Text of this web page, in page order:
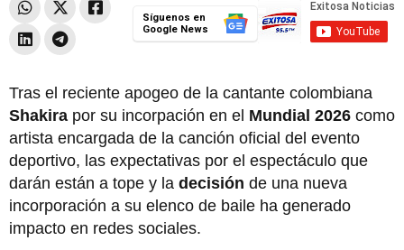
Síguenos en
Google News
Tras el reciente apogeo de la cantante colombiana
Shakira por su incorpación en el Mundial 2026 como
artista encargada de la canción oficial del evento
deportivo, las expectativas por el espectáculo que
darán están a tope y la decisión de una nueva
incorporación a su elenco de baile ha generado
impacto en redes sociales.